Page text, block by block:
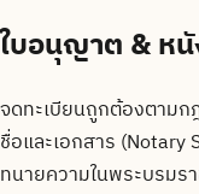
ใบอนุญาต & ห
จดทะเบียนถูกต้องตามก
ชื่อและเอกสาร (Notary
ทนายความในพระบรมร